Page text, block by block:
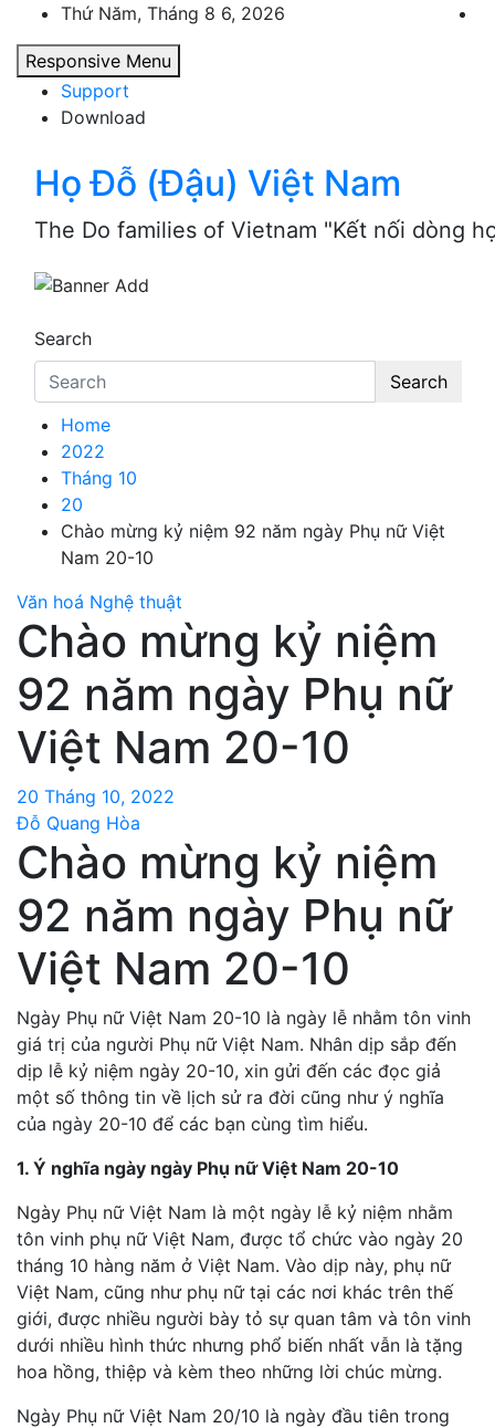
content
Thứ Năm, Tháng 8 6, 2026
Responsive Menu
Support
Download
Họ Đỗ (Đậu) Việt Nam
The Do families of Vietnam "Kết nối dòng
Search
Search
Home
2022
Tháng 10
20
Chào mừng kỷ niệm 92 năm ngày Phụ nữ Việt
Nam 20-10
Văn hoá Nghệ thuật
Chào mừng kỷ niệm
92 năm ngày Phụ nữ
Việt Nam 20-10
20 Tháng 10, 2022
Đỗ Quang Hòa
Chào mừng kỷ niệm
92 năm ngày Phụ nữ
Việt Nam 20-10
Ngày Phụ nữ Việt Nam 20-10 là ngày lễ nhằm tôn vinh
giá trị của người Phụ nữ Việt Nam. Nhân dịp sắp đến
dịp lễ kỷ niệm ngày 20-10, xin gửi đến các đọc giả
một số thông tin về lịch sử ra đời cũng như ý nghĩa
của ngày 20-10 để các bạn cùng tìm hiểu.
1. Ý nghĩa ngày ngày Phụ nữ Việt Nam 20-10
Ngày Phụ nữ Việt Nam là một ngày lễ kỷ niệm nhằm
tôn vinh phụ nữ Việt Nam, được tổ chức vào ngày 20
tháng 10 hàng năm ở Việt Nam. Vào dịp này, phụ nữ
Việt Nam, cũng như phụ nữ tại các nơi khác trên thế
giới, được nhiều người bày tỏ sự quan tâm và tôn vinh
dưới nhiều hình thức nhưng phổ biến nhất vẫn là tặng
hoa hồng, thiệp và kèm theo những lời chúc mừng.
Ngày Phụ nữ Việt Nam 20/10 là ngày đầu tiên trong